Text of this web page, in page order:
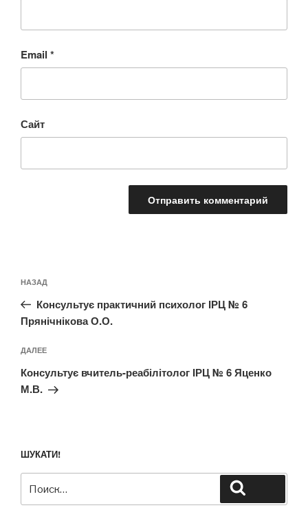
Email *
Сайт
по
записям
Предыдущая
запись:
НАЗАД
Консультує практичний психолог ІРЦ № 6
Прянічнікова О.О.
Следующая
запись
ДАЛЕЕ
Консультує вчитель-реабілітолог ІРЦ № 6 Яценко
М.В.
ШУКАТИ!